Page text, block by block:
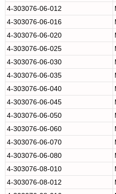
4-303076-06-012
4-303076-06-016
4-303076-06-020
4-303076-06-025
4-303076-06-030
4-303076-06-035
4-303076-06-040
4-303076-06-045
4-303076-06-050
4-303076-06-060
4-303076-06-070
4-303076-06-080
4-303076-08-010
4-303076-08-012